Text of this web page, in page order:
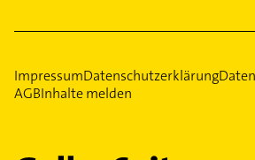
ImpressumDatenschutzerklärung
AGBInhalte melden